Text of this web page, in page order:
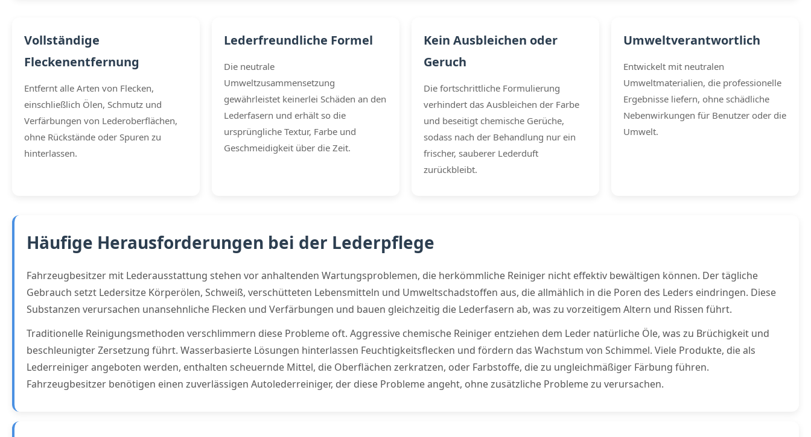
Vollständige
Fleckenentfernung
Entfernt alle Arten von Flecken,
einschließlich Ölen, Schmutz und
Verfärbungen von Lederoberflächen,
ohne Rückstände oder Spuren zu
hinterlassen.
Lederfreundliche Formel
Die neutrale
Umweltzusammensetzung
gewährleistet keinerlei Schäden an den
Lederfasern und erhält so die
ursprüngliche Textur, Farbe und
Geschmeidigkeit über die Zeit.
Kein Ausbleichen oder
Geruch
Die fortschrittliche Formulierung
verhindert das Ausbleichen der Farbe
und beseitigt chemische Gerüche,
sodass nach der Behandlung nur ein
frischer, sauberer Lederduft
zurückbleibt.
Umweltverantwortlich
Entwickelt mit neutralen
Umweltmaterialien, die professionelle
Ergebnisse liefern, ohne schädliche
Nebenwirkungen für Benutzer oder die
Umwelt.
Häufige Herausforderungen bei der Lederpflege
Fahrzeugbesitzer mit Lederausstattung stehen vor anhaltenden Wartungsproblemen, die herkömmliche Reiniger nicht effektiv bewältigen können. Der tägliche
Gebrauch setzt Ledersitze Körperölen, Schweiß, verschütteten Lebensmitteln und Umweltschadstoffen aus, die allmählich in die Poren des Leders eindringen. Diese
Substanzen verursachen unansehnliche Flecken und Verfärbungen und bauen gleichzeitig die Lederfasern ab, was zu vorzeitigem Altern und Rissen führt.
Traditionelle Reinigungsmethoden verschlimmern diese Probleme oft. Aggressive chemische Reiniger entziehen dem Leder natürliche Öle, was zu Brüchigkeit und
beschleunigter Zersetzung führt. Wasserbasierte Lösungen hinterlassen Feuchtigkeitsflecken und fördern das Wachstum von Schimmel. Viele Produkte, die als
Lederreiniger angeboten werden, enthalten scheuernde Mittel, die Oberflächen zerkratzen, oder Farbstoffe, die zu ungleichmäßiger Färbung führen.
Fahrzeugbesitzer benötigen einen zuverlässigen Autolederreiniger, der diese Probleme angeht, ohne zusätzliche Probleme zu verursachen.